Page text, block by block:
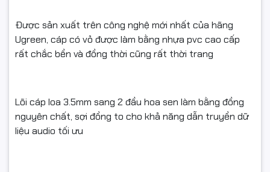
Được sản xuất trên công nghệ mới nhất của hãng
Ugreen, cáp có vỏ được làm bằng nhựa pvc cao cấp
rất chắc bền và đồng thời cũng rất thời trang
Lõi cáp loa 3.5mm sang 2 đầu hoa sen làm bằng đồng
nguyên chất, sợi đồng to cho khả năng dẫn truyền dữ
liệu audio tối ưu